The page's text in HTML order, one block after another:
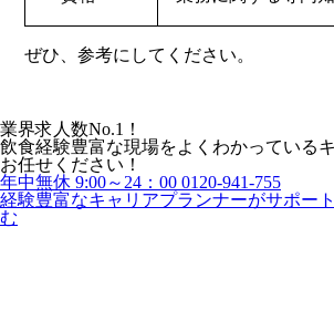
ぜひ、参考にしてください。
業界求人数No.1！
飲食経験豊富な現場をよくわかっている
お任せください！
年中無休 9:00～24：00 0120-941-755
経験豊富なキャリアプランナーがサポート
む